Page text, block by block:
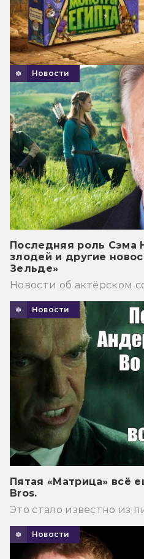
Новости
Последняя роль Сэма
злодей и другие
Зельде»
Новости об актёрском
Новости
Пятая «Матрица» всё
Bros.
Это стало известно из
Новости